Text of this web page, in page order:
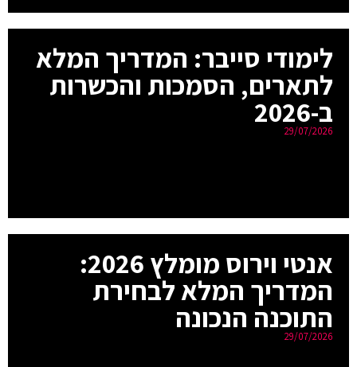
לימודי סייבר: המדריך המלא
לתארים, הסמכות והכשרות
ב-2026
29/07/2026
אנטי וירוס מומלץ 2026:
המדריך המלא לבחירת
התוכנה הנכונה
29/07/2026